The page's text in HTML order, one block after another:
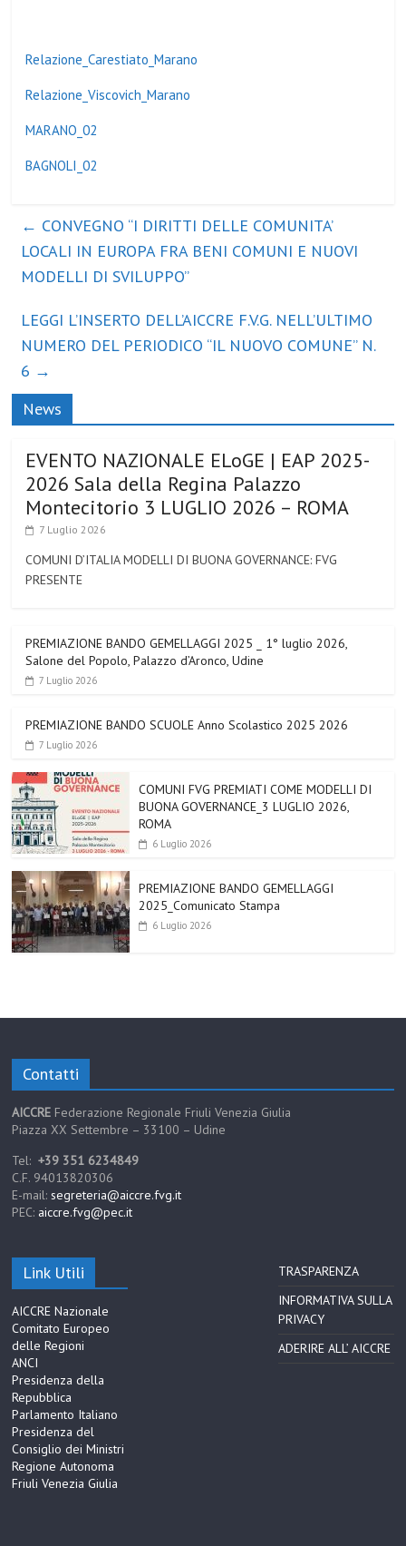
Relazione_Carestiato_Marano
Relazione_Viscovich_Marano
MARANO_02
BAGNOLI_02
← CONVEGNO “I DIRITTI DELLE COMUNITA’
LOCALI IN EUROPA FRA BENI COMUNI E NUOVI
MODELLI DI SVILUPPO”
LEGGI L’INSERTO DELL’AICCRE F.V.G. NELL’ULTIMO
NUMERO DEL PERIODICO “IL NUOVO COMUNE” N.
6 →
News
EVENTO NAZIONALE ELoGE | EAP 2025-
2026 Sala della Regina Palazzo
Montecitorio 3 LUGLIO 2026 – ROMA
7 Luglio 2026
COMUNI D’ITALIA MODELLI DI BUONA GOVERNANCE: FVG
PRESENTE
PREMIAZIONE BANDO GEMELLAGGI 2025 _ 1° luglio 2026,
Salone del Popolo, Palazzo d’Aronco, Udine
7 Luglio 2026
PREMIAZIONE BANDO SCUOLE Anno Scolastico 2025 2026
7 Luglio 2026
COMUNI FVG PREMIATI COME MODELLI DI
BUONA GOVERNANCE_3 LUGLIO 2026,
ROMA
6 Luglio 2026
PREMIAZIONE BANDO GEMELLAGGI
2025_Comunicato Stampa
6 Luglio 2026
Contatti
AICCRE Federazione Regionale Friuli Venezia Giulia
Piazza XX Settembre – 33100 – Udine
Tel:+39 351 6234849
C.F. 94013820306
E-mail:segreteria@aiccre.fvg.it
PEC: aiccre.fvg@pec.it
Link Utili
AICCRE Nazionale
Comitato Europeo
delle Regioni
ANCI
Presidenza della
Repubblica
Parlamento Italiano
Presidenza del
Consiglio dei Ministri
Regione Autonoma
Friuli Venezia Giulia
TRASPARENZA
INFORMATIVA SULLA
PRIVACY
ADERIRE ALL’ AICCRE